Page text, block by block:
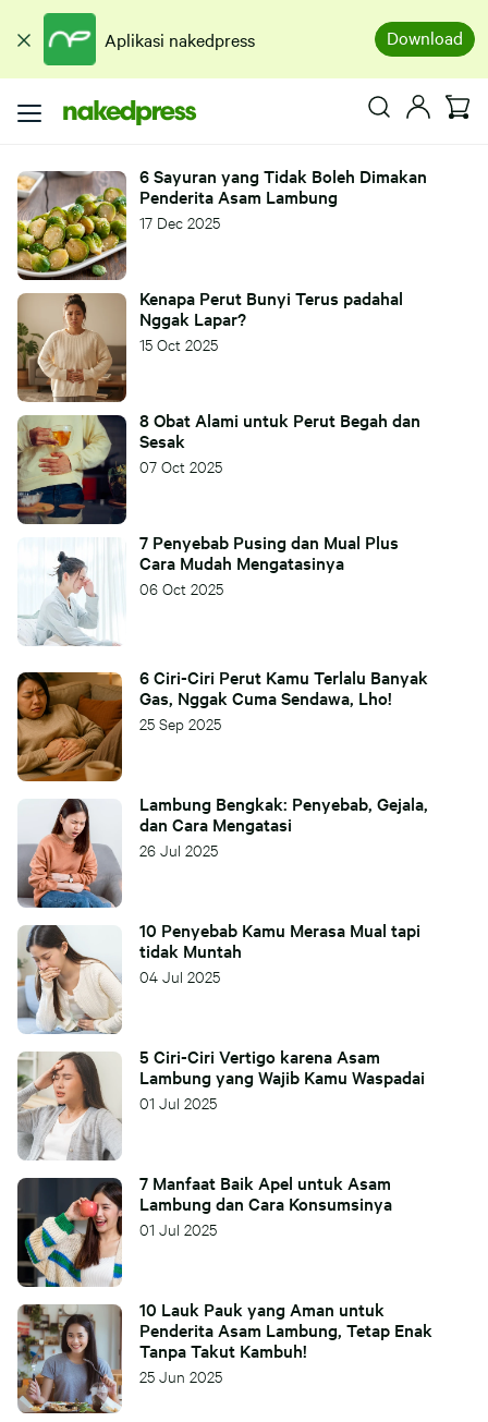
Aplikasi nakedpress Download
6 Sayuran yang Tidak Boleh Dimakan
Penderita Asam Lambung
17 Dec 2025
Kenapa Perut Bunyi Terus padahal
Nggak Lapar?
15 Oct 2025
8 Obat Alami untuk Perut Begah dan
Sesak
07 Oct 2025
7 Penyebab Pusing dan Mual Plus
Cara Mudah Mengatasinya
06 Oct 2025
6 Ciri-Ciri Perut Kamu Terlalu Banyak
Gas, Nggak Cuma Sendawa, Lho!
25 Sep 2025
Lambung Bengkak: Penyebab, Gejala,
dan Cara Mengatasi
26 Jul 2025
10 Penyebab Kamu Merasa Mual tapi
tidak Muntah
04 Jul 2025
5 Ciri-Ciri Vertigo karena Asam
Lambung yang Wajib Kamu Waspadai
01 Jul 2025
7 Manfaat Baik Apel untuk Asam
Lambung dan Cara Konsumsinya
01 Jul 2025
10 Lauk Pauk yang Aman untuk
Penderita Asam Lambung, Tetap Enak
Tanpa Takut Kambuh!
25 Jun 2025